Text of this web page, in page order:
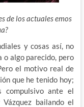
de los actuales emos
y cosas así, no
o algo parecido, pero
el motivo real de
que he tenido hoy;
compulsivo ante el
bailando el